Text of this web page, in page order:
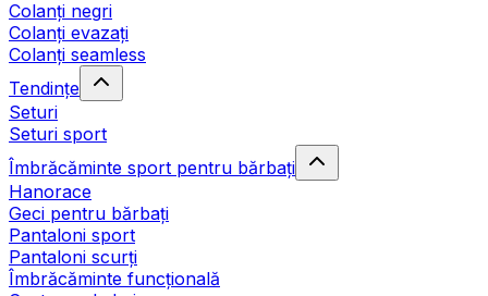
Colanți negri
Colanți evazați
Colanți seamless
Tendințe
Seturi
Seturi sport
Îmbrăcăminte sport pentru bărbați
Hanorace
Geci pentru bărbați
Pantaloni sport
Pantaloni scurți
Îmbrăcăminte funcțională